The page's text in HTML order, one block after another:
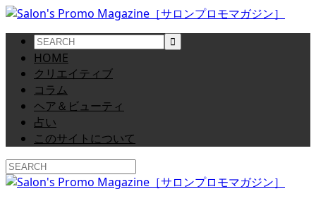
HOME
クリエイティブ
コラム
ヘア＆ビューティ
占い
このサイトについて